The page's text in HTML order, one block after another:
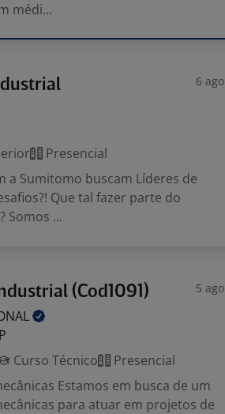
médi...
6 ago
Presencial
a Sumitomo buscam Líderes de
Que tal fazer parte do
Somos ...
(Cod1091) 5 ago
Curso Técnico
Presencial
Estamos em busca de um
para atuar em projetos de